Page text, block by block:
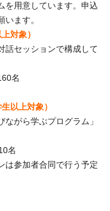
を用意しています。申込
ます。
対象）
話セッションで構成して
名
以上対象）
がら学ぶプログラム」
名
は参加者合同で行う予定